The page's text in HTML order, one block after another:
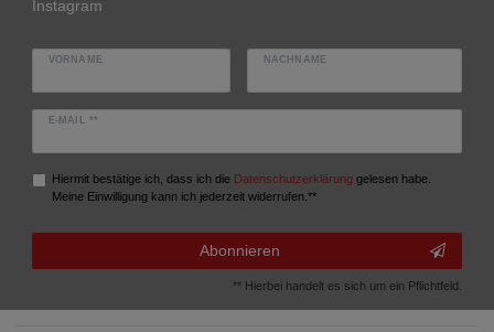
Instagram
VORNAME NACHNAME
E-MAIL **
Hiermit bestätige ich, dass ich die Daten­schutz­erklärung gelesen habe.
Meine Einwilligung kann ich jederzeit widerrufen.**
Abonnieren
** Hierbei handelt es sich um ein Pflichtfeld.